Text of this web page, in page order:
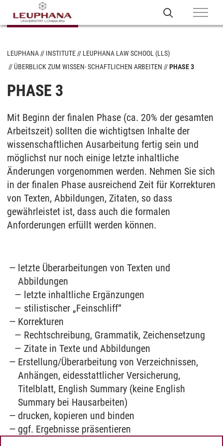
LEUPHANA INSTITUTE
LEUPHANA LAW SCHOOL (LLS)
ÜBERBLICK ZUM WISSEN- SCHAFTLICHEN ARBEITEN
PHASE 3
PHASE 3
Mit Beginn der finalen Phase (ca. 20% der gesamten
Arbeitszeit) sollten die wichtigtsen Inhalte der
wissenschaftlichen Ausarbeitung fertig sein und
möglichst nur noch einige letzte inhaltliche
Änderungen vorgenommen werden. Nehmen Sie sich
in der finalen Phase ausreichend Zeit für Korrekturen
von Texten, Abbildungen, Zitaten, so dass
gewährleistet ist, dass auch die formalen
Anforderungen erfüllt werden können.
letzte Überarbeitungen von Texten und
Abbildungen
letzte inhaltliche Ergänzungen
stilistischer „Feinschliff“
Korrekturen
Rechtschreibung, Grammatik, Zeichensetzung
Zitate in Texte und Abbildungen
Erstellung/Überarbeitung von Verzeichnissen,
Anhängen, eidesstattlicher Versicherung,
Titelblatt, English Summary (keine English
Summary bei Hausarbeiten)
drucken, kopieren und binden
ggf. Ergebnisse präsentieren